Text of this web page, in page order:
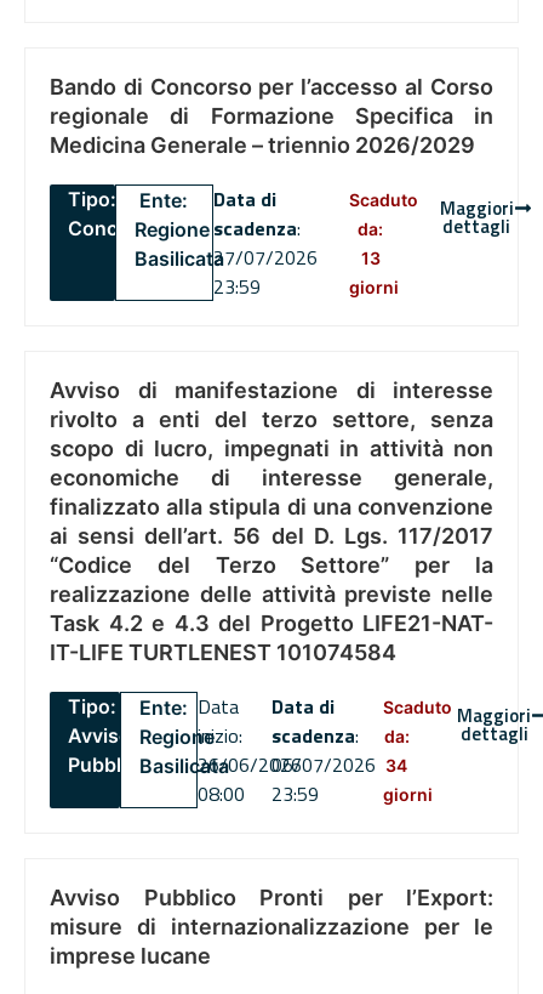
Bando di Concorso per l’accesso al Corso
regionale di Formazione Specifica in
Medicina Generale – triennio 2026/2029
Tipo:
Concorsi
Ente:
Regione
Basilicata
Data di
scadenza:
27/07/2026
23:59
Scaduto
da:
13
giorni
Maggiori
dettagli
Avviso di manifestazione di interesse
rivolto a enti del terzo settore, senza
scopo di lucro, impegnati in attività non
economiche di interesse generale,
finalizzato alla stipula di una convenzione
ai sensi dell’art. 56 del D. Lgs. 117/2017
“Codice del Terzo Settore” per la
realizzazione delle attività previste nelle
Task 4.2 e 4.3 del Progetto LIFE21-NAT-
IT-LIFE TURTLENEST 101074584
Tipo:
Avviso
Pubblico
Ente:
Regione
Basilicata
Data
inizio:
26/06/2026
08:00
Data di
scadenza:
06/07/2026
23:59
Scaduto
da:
34
giorni
Maggiori
dettagli
Avviso Pubblico Pronti per l’Export:
misure di internazionalizzazione per le
imprese lucane